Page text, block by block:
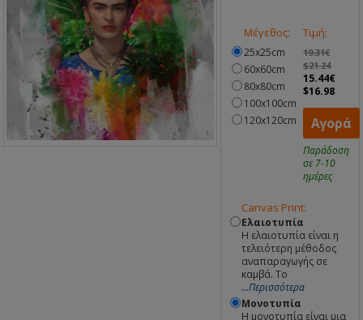
Μέγεθος:
25x25cm
60x60cm
80x80cm
100x100cm
120x120cm
Τιμή:
19.31€
$21.24
15.44€
$16.98
Αγορά
Παράδοση
σε 7-10
ημέρες
Canvas Print:
Ελαιοτυπία
Η ελαιοτυπία είναι η
τελειότερη μέθοδος
αναπαραγωγής σε
καμβά. Το
...Περισσότερα
Μονοτυπία
Η μονοτυπία είναι μια